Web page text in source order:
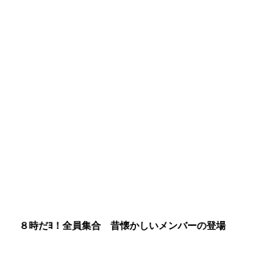
８時だﾖ！全員集合　昔懐かしいメンバーの登場